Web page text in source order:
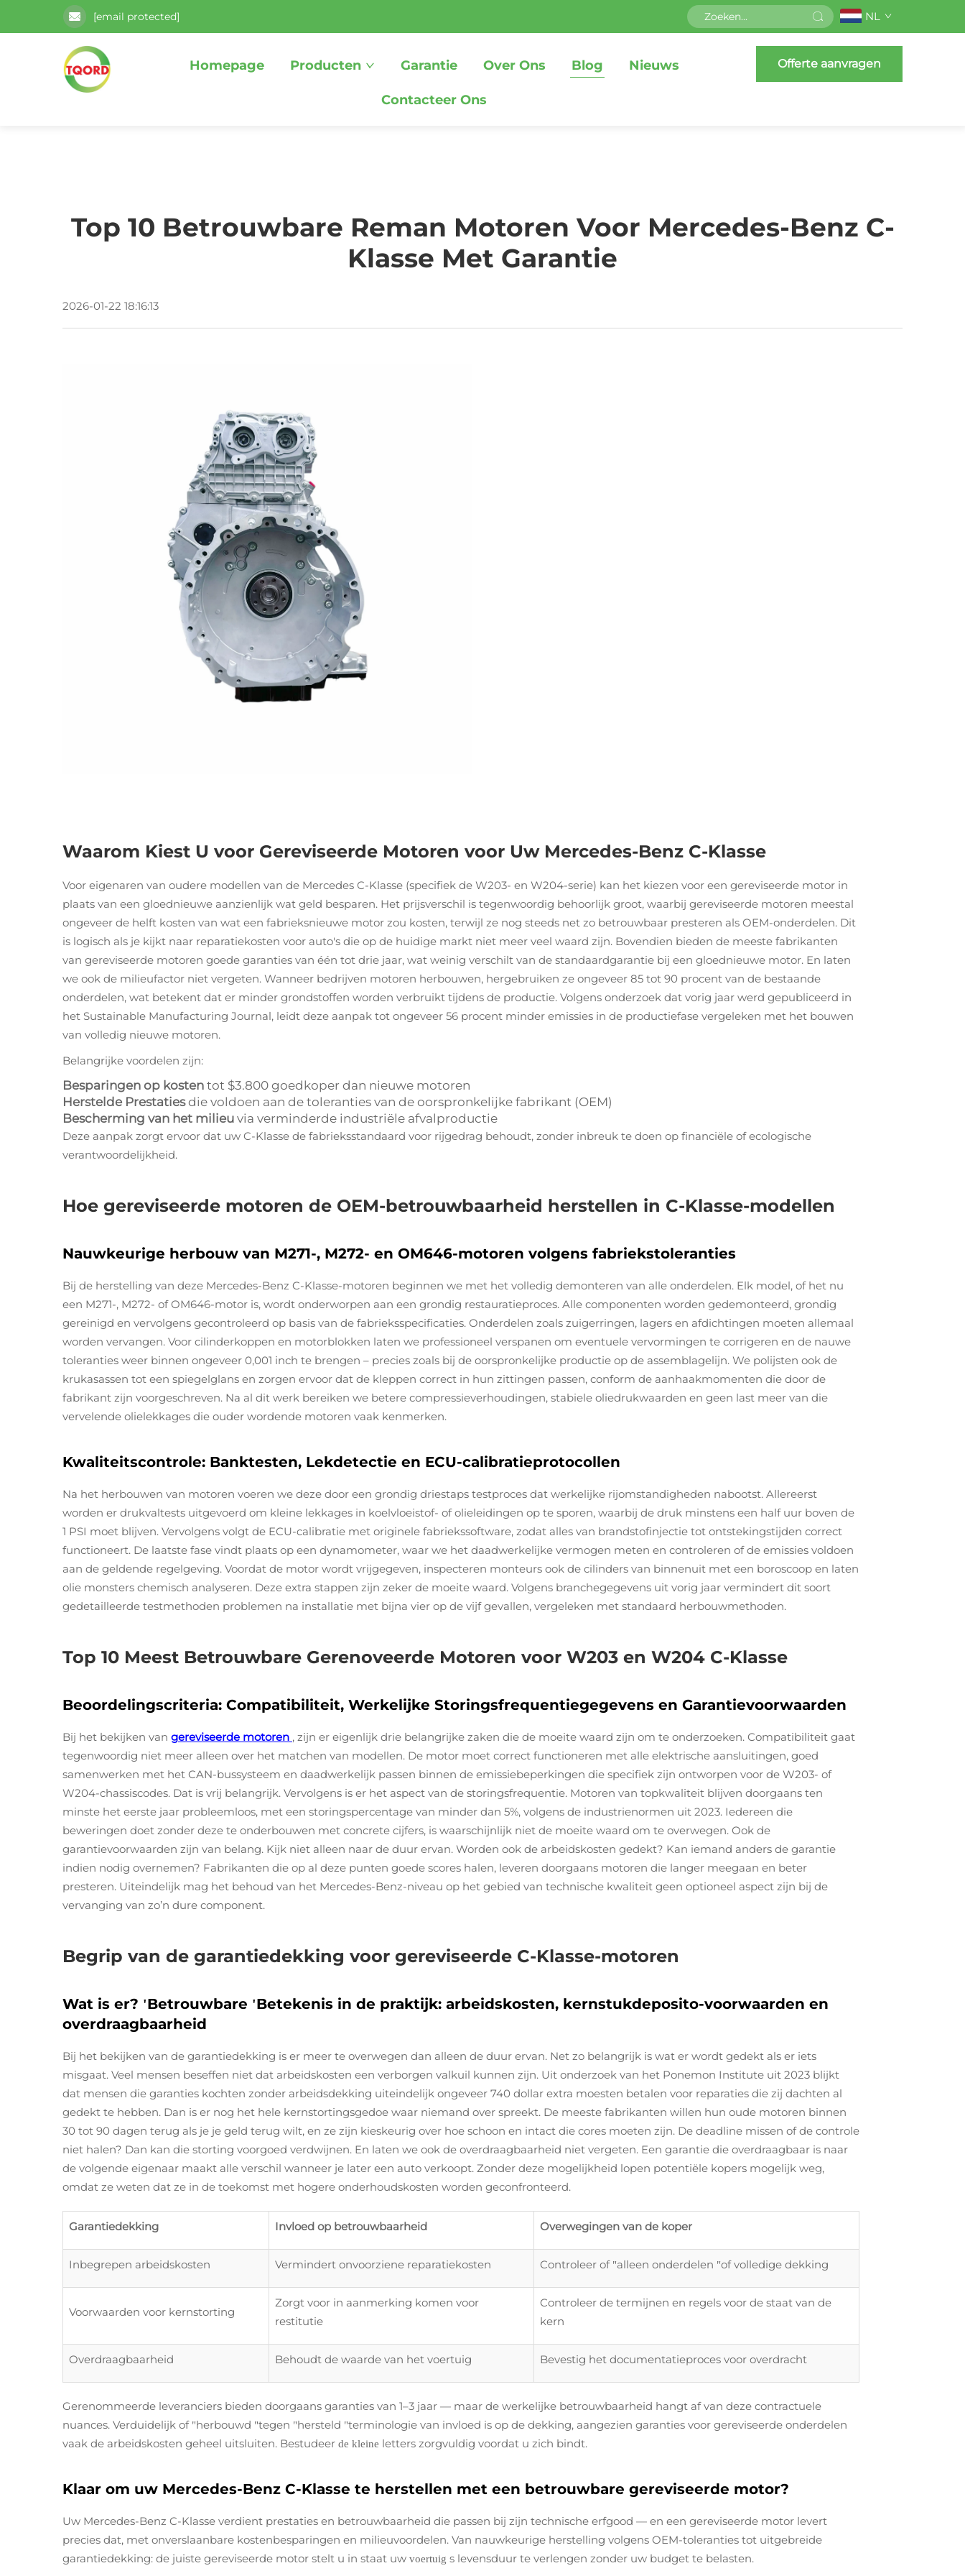
[email protected] NL
Homepage Producten Garantie Over Ons Blog Nieuws
Contacteer Ons
Offerte aanvragen
Top 10 Betrouwbare Reman Motoren Voor Mercedes-Benz C-
Klasse Met Garantie
2026-01-22 18:16:13
Waarom Kiest U voor Gereviseerde Motoren voor Uw Mercedes-Benz C-Klasse
Voor eigenaren van oudere modellen van de Mercedes C-Klasse (specifiek de W203- en W204-serie) kan het kiezen voor een gereviseerde motor in
plaats van een gloednieuwe aanzienlijk wat geld besparen. Het prijsverschil is tegenwoordig behoorlijk groot, waarbij gereviseerde motoren meestal
ongeveer de helft kosten van wat een fabrieksnieuwe motor zou kosten, terwijl ze nog steeds net zo betrouwbaar presteren als OEM-onderdelen. Dit
is logisch als je kijkt naar reparatiekosten voor auto's die op de huidige markt niet meer veel waard zijn. Bovendien bieden de meeste fabrikanten
van gereviseerde motoren goede garanties van één tot drie jaar, wat weinig verschilt van de standaardgarantie bij een gloednieuwe motor. En laten
we ook de milieufactor niet vergeten. Wanneer bedrijven motoren herbouwen, hergebruiken ze ongeveer 85 tot 90 procent van de bestaande
onderdelen, wat betekent dat er minder grondstoffen worden verbruikt tijdens de productie. Volgens onderzoek dat vorig jaar werd gepubliceerd in
het Sustainable Manufacturing Journal, leidt deze aanpak tot ongeveer 56 procent minder emissies in de productiefase vergeleken met het bouwen
van volledig nieuwe motoren.
Belangrijke voordelen zijn:
Besparingen op kosten tot $3.800 goedkoper dan nieuwe motoren
Herstelde Prestatiesdie voldoen aan de toleranties van de oorspronkelijke fabrikant (OEM)
Bescherming van het milieu via verminderde industriële afvalproductie
Deze aanpak zorgt ervoor dat uw C-Klasse de fabrieksstandaard voor rijgedrag behoudt, zonder inbreuk te doen op financiële of ecologische
verantwoordelijkheid.
Hoe gereviseerde motoren de OEM-betrouwbaarheid herstellen in C-Klasse-modellen
Nauwkeurige herbouw van M271-, M272- en OM646-motoren volgens fabriekstoleranties
Bij de herstelling van deze Mercedes-Benz C-Klasse-motoren beginnen we met het volledig demonteren van alle onderdelen. Elk model, of het nu
een M271-, M272- of OM646-motor is, wordt onderworpen aan een grondig restauratieproces. Alle componenten worden gedemonteerd, grondig
gereinigd en vervolgens gecontroleerd op basis van de fabrieksspecificaties. Onderdelen zoals zuigerringen, lagers en afdichtingen moeten allemaal
worden vervangen. Voor cilinderkoppen en motorblokken laten we professioneel verspanen om eventuele vervormingen te corrigeren en de nauwe
toleranties weer binnen ongeveer 0,001 inch te brengen – precies zoals bij de oorspronkelijke productie op de assemblagelijn. We polijsten ook de
krukasassen tot een spiegelglans en zorgen ervoor dat de kleppen correct in hun zittingen passen, conform de aanhaakmomenten die door de
fabrikant zijn voorgeschreven. Na al dit werk bereiken we betere compressieverhoudingen, stabiele oliedrukwaarden en geen last meer van die
vervelende olielekkages die ouder wordende motoren vaak kenmerken.
Kwaliteitscontrole: Banktesten, Lekdetectie en ECU-calibratieprotocollen
Na het herbouwen van motoren voeren we deze door een grondig driestaps testproces dat werkelijke rijomstandigheden nabootst. Allereerst
worden er drukvaltests uitgevoerd om kleine lekkages in koelvloeistof- of olieleidingen op te sporen, waarbij de druk minstens een half uur boven de
1 PSI moet blijven. Vervolgens volgt de ECU-calibratie met originele fabriekssoftware, zodat alles van brandstofinjectie tot ontstekingstijden correct
functioneert. De laatste fase vindt plaats op een dynamometer, waar we het daadwerkelijke vermogen meten en controleren of de emissies voldoen
aan de geldende regelgeving. Voordat de motor wordt vrijgegeven, inspecteren monteurs ook de cilinders van binnenuit met een boroscoop en laten
olie monsters chemisch analyseren. Deze extra stappen zijn zeker de moeite waard. Volgens branchegegevens uit vorig jaar vermindert dit soort
gedetailleerde testmethoden problemen na installatie met bijna vier op de vijf gevallen, vergeleken met standaard herbouwmethoden.
Top 10 Meest Betrouwbare Gerenoveerde Motoren voor W203 en W204 C-Klasse
Beoordelingscriteria: Compatibiliteit, Werkelijke Storingsfrequentiegegevens en Garantievoorwaarden
Bij het bekijken van gereviseerde motoren , zijn er eigenlijk drie belangrijke zaken die de moeite waard zijn om te onderzoeken. Compatibiliteit gaat
tegenwoordig niet meer alleen over het matchen van modellen. De motor moet correct functioneren met alle elektrische aansluitingen, goed
samenwerken met het CAN-bussysteem en daadwerkelijk passen binnen de emissiebeperkingen die specifiek zijn ontworpen voor de W203- of
W204-chassiscodes. Dat is vrij belangrijk. Vervolgens is er het aspect van de storingsfrequentie. Motoren van topkwaliteit blijven doorgaans ten
minste het eerste jaar probleemloos, met een storingspercentage van minder dan 5%, volgens de industrienormen uit 2023. Iedereen die
beweringen doet zonder deze te onderbouwen met concrete cijfers, is waarschijnlijk niet de moeite waard om te overwegen. Ook de
garantievoorwaarden zijn van belang. Kijk niet alleen naar de duur ervan. Worden ook de arbeidskosten gedekt? Kan iemand anders de garantie
indien nodig overnemen? Fabrikanten die op al deze punten goede scores halen, leveren doorgaans motoren die langer meegaan en beter
presteren. Uiteindelijk mag het behoud van het Mercedes-Benz-niveau op het gebied van technische kwaliteit geen optioneel aspect zijn bij de
vervanging van zo’n dure component.
Begrip van de garantiedekking voor gereviseerde C-Klasse-motoren
Wat is er? 'Betrouwbare 'Betekenis in de praktijk: arbeidskosten, kernstukdeposito-voorwaarden en
overdraagbaarheid
Bij het bekijken van de garantiedekking is er meer te overwegen dan alleen de duur ervan. Net zo belangrijk is wat er wordt gedekt als er iets
misgaat. Veel mensen beseffen niet dat arbeidskosten een verborgen valkuil kunnen zijn. Uit onderzoek van het Ponemon Institute uit 2023 blijkt
dat mensen die garanties kochten zonder arbeidsdekking uiteindelijk ongeveer 740 dollar extra moesten betalen voor reparaties die zij dachten al
gedekt te hebben. Dan is er nog het hele kernstortingsgedoe waar niemand over spreekt. De meeste fabrikanten willen hun oude motoren binnen
30 tot 90 dagen terug als je je geld terug wilt, en ze zijn kieskeurig over hoe schoon en intact die cores moeten zijn. De deadline missen of de controle
niet halen? Dan kan die storting voorgoed verdwijnen. En laten we ook de overdraagbaarheid niet vergeten. Een garantie die overdraagbaar is naar
de volgende eigenaar maakt alle verschil wanneer je later een auto verkoopt. Zonder deze mogelijkheid lopen potentiële kopers mogelijk weg,
omdat ze weten dat ze in de toekomst met hogere onderhoudskosten worden geconfronteerd.
Garantiedekking Invloed op betrouwbaarheid Overwegingen van de koper
Inbegrepen arbeidskosten Vermindert onvoorziene reparatiekosten Controleer of "alleen onderdelen "of volledige dekking
Voorwaarden voor kernstorting
Zorgt voor in aanmerking komen voor
restitutie
Controleer de termijnen en regels voor de staat van de
kern
Overdraagbaarheid Behoudt de waarde van het voertuig Bevestig het documentatieproces voor overdracht
Gerenommeerde leveranciers bieden doorgaans garanties van 1–3 jaar — maar de werkelijke betrouwbaarheid hangt af van deze contractuele
nuances. Verduidelijk of "herbouwd "tegen "hersteld "terminologie van invloed is op de dekking, aangezien garanties voor gereviseerde onderdelen
vaak de arbeidskosten geheel uitsluiten. Bestudeer de kleine letters zorgvuldig voordat u zich bindt.
Klaar om uw Mercedes-Benz C-Klasse te herstellen met een betrouwbare gereviseerde motor?
Uw Mercedes-Benz C-Klasse verdient prestaties en betrouwbaarheid die passen bij zijn technische erfgood — en een gereviseerde motor levert
precies dat, met onverslaanbare kostenbesparingen en milieuvoordelen. Van nauwkeurige herstelling volgens OEM-toleranties tot uitgebreide
garantiedekking: de juiste gereviseerde motor stelt u in staat uw voertuig s levensduur te verlengen zonder uw budget te belasten.